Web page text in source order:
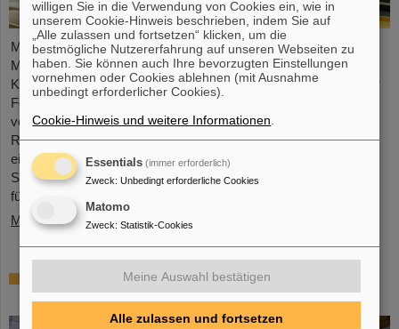
Mikrosysteme sind unverzichtbare Sensor-Komponenten in der
Medizin- und Mobilitätstechnik, Cybersicherheit und
Kommunikationstechnologie sowie bei der Steuerung vernetzter
Fertigungsprozesse. Aber auch für die Energiewende sind sie
von wachsender Bedeutung. Forschende der Hochschule
RheinMain (HSRM) entwickeln am Campus Rüsselsheim nun
eine Plattform zur Mikro-Nano-Integration von neuartigen
Sensorelementen. Gemeinsam mit dem GSI Helmholtzzentrum
für Schwerionenforschung in Darmstadt und der…
Mehr »
Millimeterarbeit im Tunnel – Targetkammer
des Super-FRS installiert
willigen Sie in die Verwendung von Cookies ein, wie in
unserem Cookie-Hinweis beschrieben, indem Sie auf
„Alle zulassen und fortsetzen“ klicken, um die
bestmögliche Nutzererfahrung auf unseren Webseiten zu
haben. Sie können auch Ihre bevorzugten Einstellungen
vornehmen oder Cookies ablehnen (mit Ausnahme
unbedingt erforderlicher Cookies).
Cookie-Hinweis und weitere Informationen
Essentials (immer erforderlich)
Zweck: Unbedingt erforderliche Cookies
Matomo
Zweck: Statistik-Cookies
Meine Auswahl bestätigen
Alle zulassen und fortsetzen